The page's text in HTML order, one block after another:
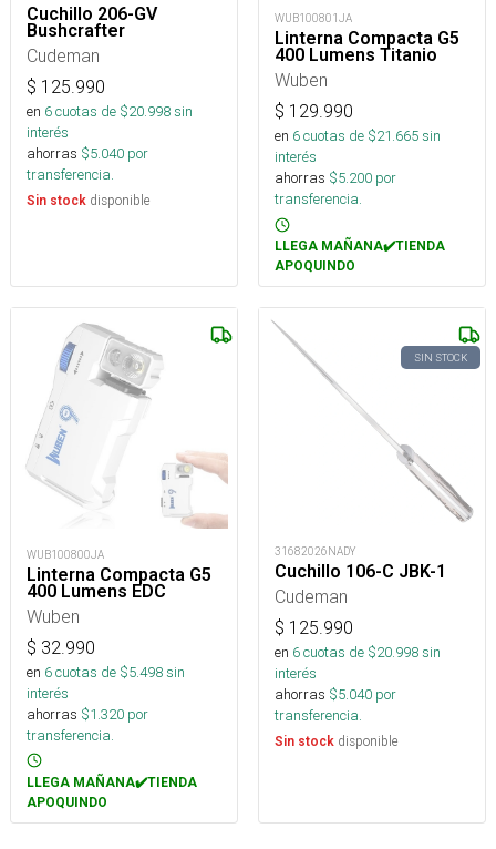
Cuchillo 206-GV
Bushcrafter
Cudeman
$ 125.990
en 6cuotas de $20.998sin
interés
ahorras $5.040 por
transferencia.
Sin stock disponible
WUB100801JA
Linterna Compacta G5
400 Lumens Titanio
Wuben
$ 129.990
en 6cuotas de $21.665sin
interés
ahorras $5.200 por
transferencia.
LLEGA MAÑANA✔️TIENDA
APOQUINDO
WUB100800JA
Linterna Compacta G5
400 Lumens EDC
Wuben
$ 32.990
en 6cuotas de $5.498sin
interés
ahorras $1.320 por
transferencia.
LLEGA MAÑANA✔️TIENDA
APOQUINDO
SIN STOCK
31682026NADY
Cuchillo 106-C JBK-1
Cudeman
$ 125.990
en 6cuotas de $20.998sin
interés
ahorras $5.040 por
transferencia.
Sin stock disponible